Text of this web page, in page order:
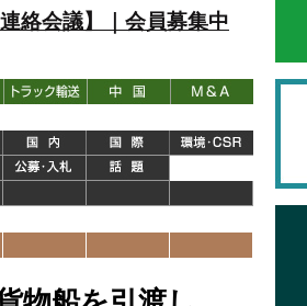
絡会議】｜会員募集中